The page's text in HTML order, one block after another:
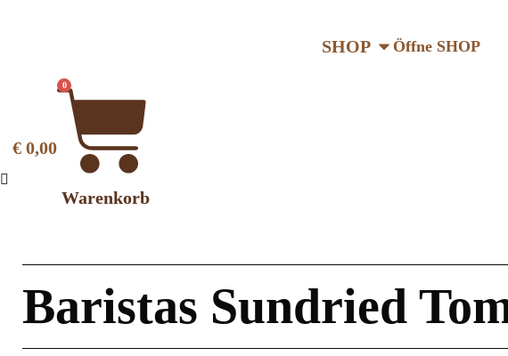
SHOP Öffne SHOP
€ 0,00
0
Warenkorb
Baristas Sundried